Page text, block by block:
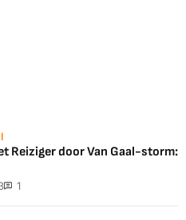
Reiziger door Van Gaal-storm:
1